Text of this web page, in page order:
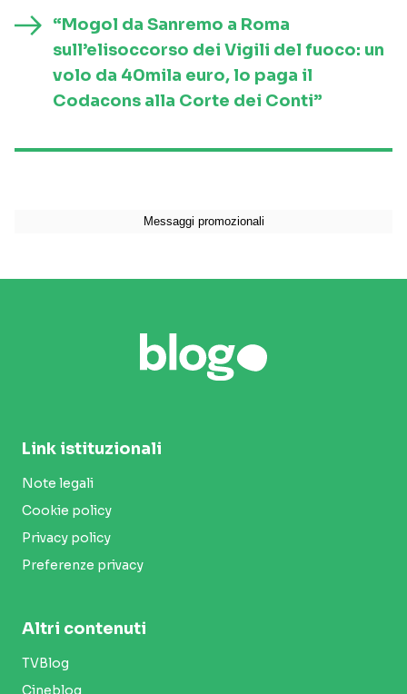
“Mogol da Sanremo a Roma
sull’elisoccorso dei Vigili del fuoco: un
volo da 40mila euro, lo paga il
Codacons alla Corte dei Conti”
Link istituzionali
Note legali
Cookie policy
Privacy policy
Preferenze privacy
Altri contenuti
TVBlog
Cineblog